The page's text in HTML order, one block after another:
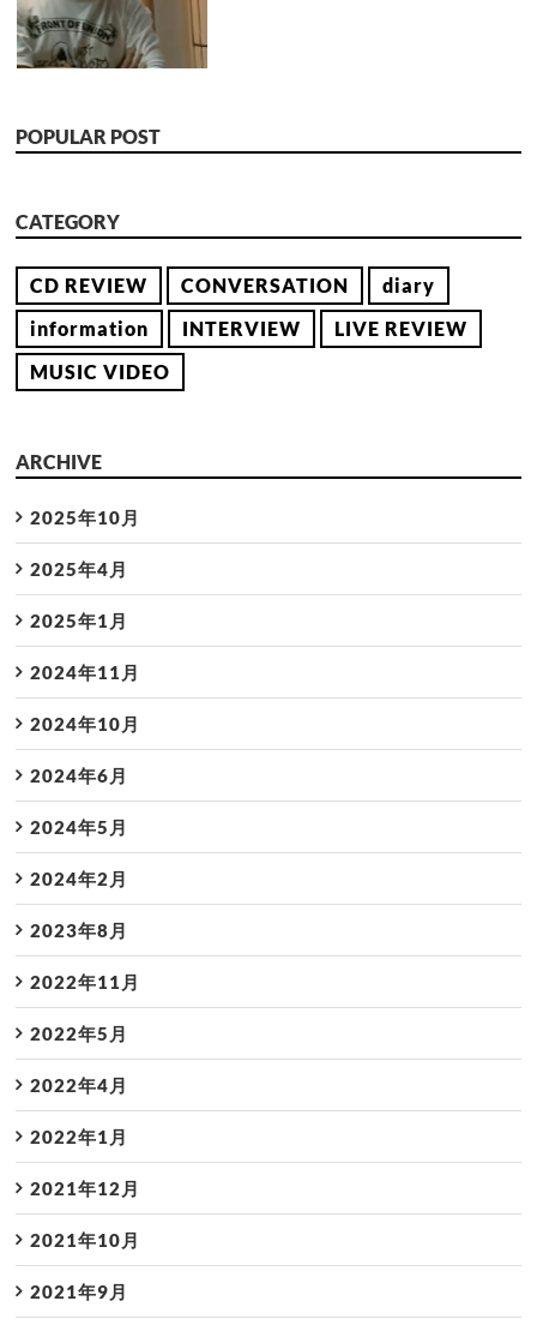
POPULAR POST
CATEGORY
CD REVIEW CONVERSATION
diary
information
INTERVIEW
LIVE REVIEW
MUSIC VIDEO
ARCHIVE
2025年10月
2025年4月
2025年1月
2024年11月
2024年10月
2024年6月
2024年5月
2024年2月
2023年8月
2022年11月
2022年5月
2022年4月
2022年1月
2021年12月
2021年10月
2021年9月